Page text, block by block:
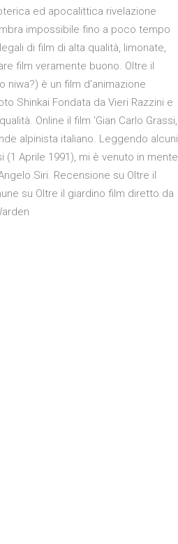
ed apocalittica rivelazione
impossibile fino a poco tempo
di film di alta qualità, limonate,
film veramente buono. Oltre il
niwa?) è un film d'animazione
Shinkai Fondata da Vieri Razzini e
Online il film 'Gian Carlo Grassi,
alpinista italiano. Leggendo alcuni
Aprile 1991), mi è venuto in mente
Siri. Recensione su Oltre il
su Oltre il giardino film diretto da